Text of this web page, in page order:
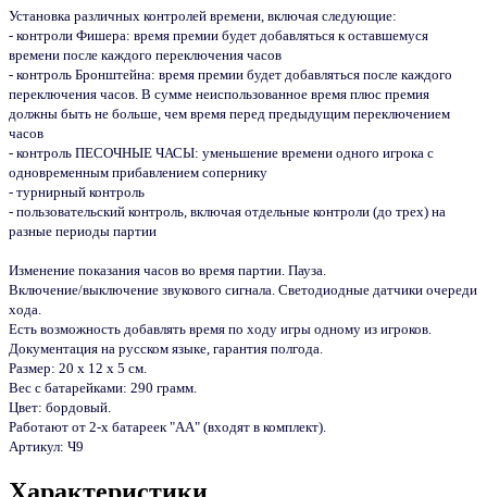
Установка различных контролей времени, включая следующие:
- контроли Фишера: время премии будет добавляться к оставшемуся
времени после каждого переключения часов
- контроль Бронштейна: время премии будет добавляться после каждого
переключения часов. В сумме неиспользованное время плюс премия
должны быть не больше, чем время перед предыдущим переключением
часов
- контроль ПЕСОЧНЫЕ ЧАСЫ: уменьшение времени одного игрока с
одновременным прибавлением сопернику
- турнирный контроль
- пользовательский контроль, включая отдельные контроли (до трех) на
разные периоды партии
Изменение показания часов во время партии. Пауза.
Включение/выключение звукового сигнала. Светодиодные датчики очереди
хода.
Есть возможность добавлять время по ходу игры одному из игроков.
Документация на русском языке, гарантия полгода.
Размер: 20 х 12 х 5 см.
Вес с батарейками: 290 грамм.
Цвет: бордовый.
Работают от 2-х батареек "АА" (входят в комплект).
Артикул: Ч9
Характеристики